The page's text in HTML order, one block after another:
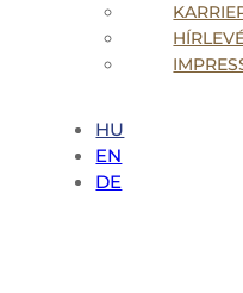
HU
EN
DE